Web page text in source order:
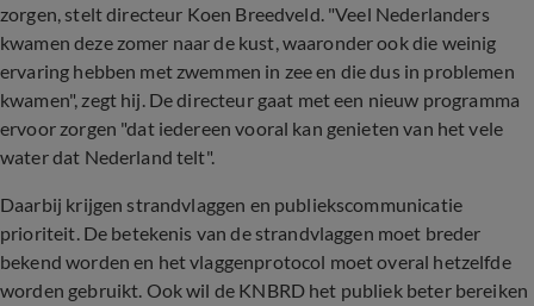
zorgen, stelt directeur Koen Breedveld. "Veel Nederlanders
kwamen deze zomer naar de kust, waaronder ook die weinig
ervaring hebben met zwemmen in zee en die dus in problemen
kwamen", zegt hij. De directeur gaat met een nieuw programma
ervoor zorgen "dat iedereen vooral kan genieten van het vele
water dat Nederland telt".
Daarbij krijgen strandvlaggen en publiekscommunicatie
prioriteit. De betekenis van de strandvlaggen moet breder
bekend worden en het vlaggenprotocol moet overal hetzelfde
worden gebruikt. Ook wil de KNBRD het publiek beter bereiken